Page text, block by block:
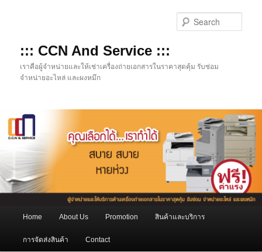
::: CCN And Service :::
เราคือผู้จำหน่ายและให้เช่าเครื่องถ่ายเอกสารในราคาสุดคุ้ม รับซ่อม
จำหน่ายอะไหล่ และผงหมึก
Home About Us Promotion สินค้าและบริการ
การจัดส่งสินค้า Contact